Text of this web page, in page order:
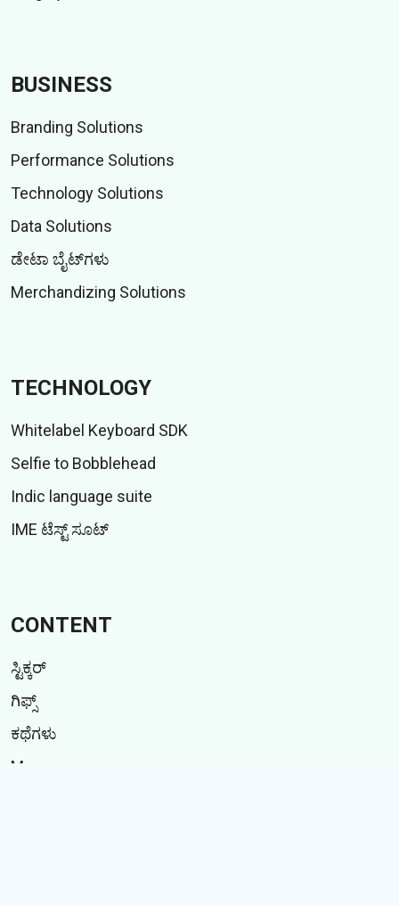
BUSINESS
Branding Solutions
Performance Solutions
Technology Solutions
Data Solutions
ಡೇಟಾ ಬೈಟ್‌ಗಳು
Merchandizing Solutions
TECHNOLOGY
Whitelabel Keyboard SDK
Selfie to Bobblehead
Indic language suite
IME ಟೆಸ್ಟ್ ಸೂಟ್
CONTENT
ಸ್ಟಿಕ್ಕರ್
ಗಿಫ್ಸ್
ಕಥೆಗಳು
Memes